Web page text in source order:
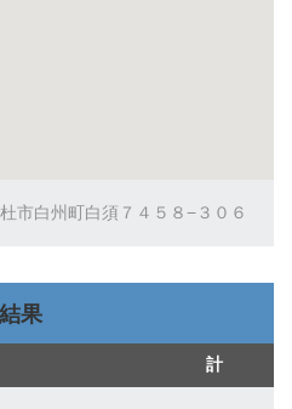
市白州町白須７４５８−３０６
結果
計